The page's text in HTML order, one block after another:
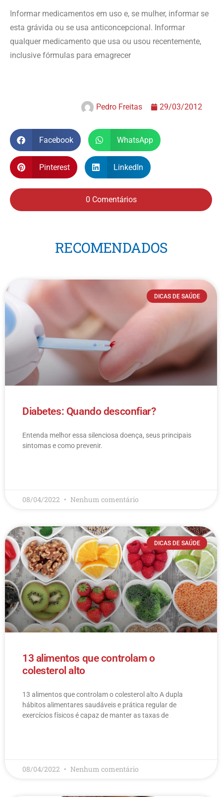
Informar medicamentos em uso e, se mulher, informar se
esta grávida ou se usa anticoncepcional. Informar
qualquer medicamento que usa ou usou recentemente,
inclusive fórmulas para emagrecer
Pedro Freitas 29/03/2012
Facebook WhatsApp
Pinterest LinkedIn
0 Comentários
RECOMENDADOS
DICAS DE SAÚDE
Diabetes: Quando desconfiar?
Entenda melhor essa silenciosa doença, seus principais
sintomas e como prevenir.
08/04/2022 Nenhum comentário
DICAS DE SAÚDE
13 alimentos que controlam o
colesterol alto
13 alimentos que controlam o colesterol alto​ A dupla
hábitos alimentares saudáveis e prática regular de
exercícios físicos é capaz de manter as taxas de
08/04/2022 Nenhum comentário